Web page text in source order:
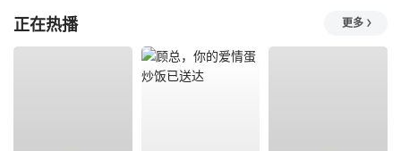
正在热播 更多